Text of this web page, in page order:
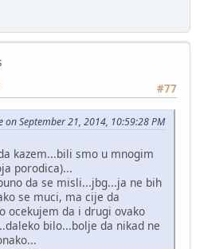
#77
September 21, 2014, 10:59:28 PM
kazem...bili smo u mnogim
porodica)...
da se misli...jbg...ja ne bih
se muci, ma cije da
ocekujem da i drugi ovako
bilo...bolje da nikad ne